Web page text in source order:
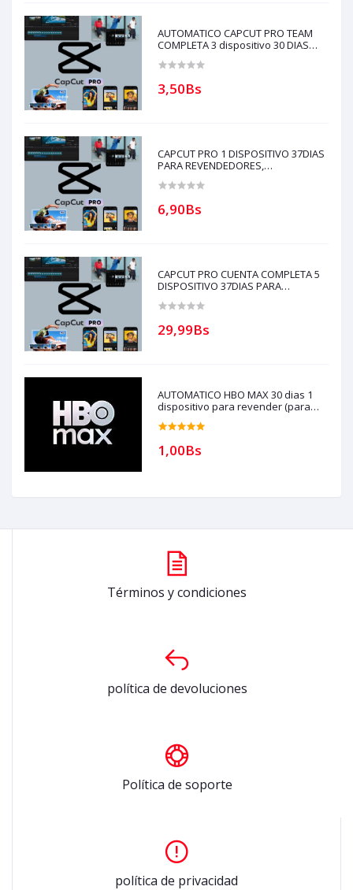
AUTOMATICO CAPCUT PRO TEAM
COMPLETA 3 dispositivo 30 DIAS
creditos puede comprar)
3,50Bs
CAPCUT PRO 1 DISPOSITIVO 37DIAS
PARA REVENDEDORES,
puede comprar, ) para soporte
6,90Bs
CAPCUT PRO CUENTA COMPLETA 5
DISPOSITIVO 37DIAS PARA
(solo con creditos puede comprar, )
Historial,
29,99Bs
AUTOMATICO HBO MAX 30 dias 1
dispositivo para revender (para
1,00Bs
Términos y condiciones
política de devoluciones
Política de soporte
política de privacidad